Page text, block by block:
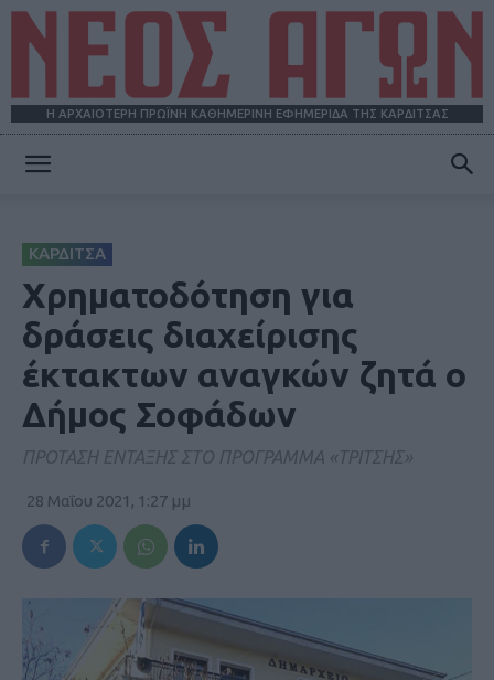
Η ΑΡΧΑΙΟΤΕΡΗ ΠΡΩΪΝΗ ΚΑΘΗΜΕΡΙΝΗ ΕΦΗΜΕΡΙΔΑ ΤΗΣ ΚΑΡΔΙΤΣΑΣ
ΚΑΡΔΙΤΣΑ
Χρηματοδότηση για
δράσεις διαχείρισης
έκτακτων αναγκών ζητά ο
Δήμος Σοφάδων
ΠΡΟΤΑΣΗ ΕΝΤΑΞΗΣ ΣΤΟ ΠΡΟΓΡΑΜΜΑ «ΤΡΙΤΣΗΣ»
28 Μαΐου 2021, 1:27 μμ